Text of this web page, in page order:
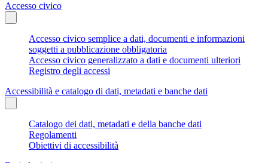
Accesso civico
Accesso civico semplice a dati, documenti e informazioni
soggetti a pubblicazione obbligatoria
Accesso civico generalizzato a dati e documenti ulteriori
Registro degli accessi
Accessibilità e catalogo di dati, metadati e banche dati
Catalogo dei dati, metadati e della banche dati
Regolamenti
Obiettivi di accessibilità